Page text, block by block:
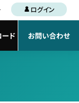
ログイン
ド お問い合わせ